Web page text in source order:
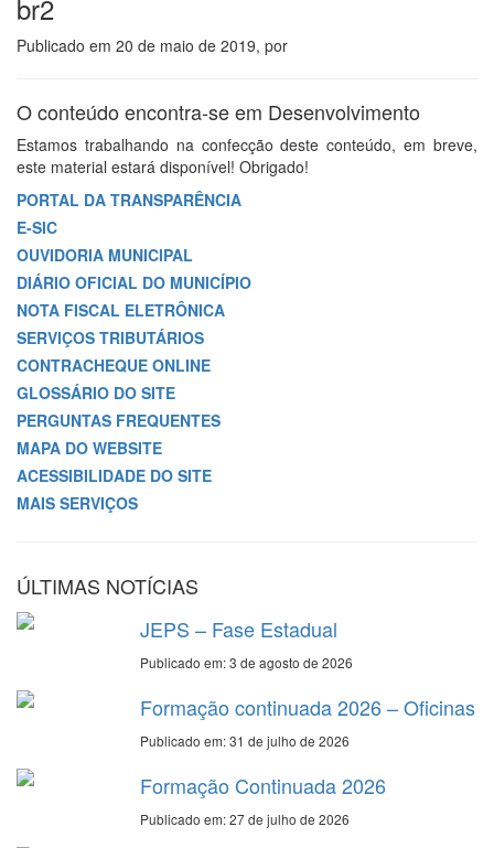
br2
Publicado em 20 de maio de 2019, por
O conteúdo encontra-se em Desenvolvimento
Estamos trabalhando na confecção deste conteúdo, em breve,
este material estará disponível! Obrigado!
PORTAL DA TRANSPARÊNCIA
E-SIC
OUVIDORIA MUNICIPAL
DIÁRIO OFICIAL DO MUNICÍPIO
NOTA FISCAL ELETRÔNICA
SERVIÇOS TRIBUTÁRIOS
CONTRACHEQUE ONLINE
GLOSSÁRIO DO SITE
PERGUNTAS FREQUENTES
MAPA DO WEBSITE
ACESSIBILIDADE DO SITE
MAIS SERVIÇOS
ÚLTIMAS NOTÍCIAS
JEPS – Fase Estadual
Publicado em: 3 de agosto de 2026
Formação continuada 2026 – Oficinas
Publicado em: 31 de julho de 2026
Formação Continuada 2026
Publicado em: 27 de julho de 2026